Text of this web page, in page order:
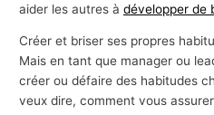
aider les autres àdévelopper de
Créer et briser ses propres
Mais en tant que manager ou
créer ou défaire des habitudes
veux dire, comment vous